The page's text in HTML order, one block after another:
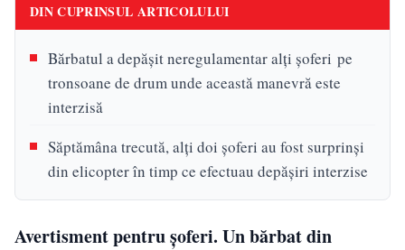
DIN CUPRINSUL ARTICOLULUI
Bărbatul a depășit neregulamentar alți șoferi pe
tronsoane de drum unde această manevră este
interzisă
Săptămâna trecută, alți doi șoferi au fost surprinși
din elicopter în timp ce efectuau depășiri interzise
Avertisment pentru șoferi. Un bărbat din